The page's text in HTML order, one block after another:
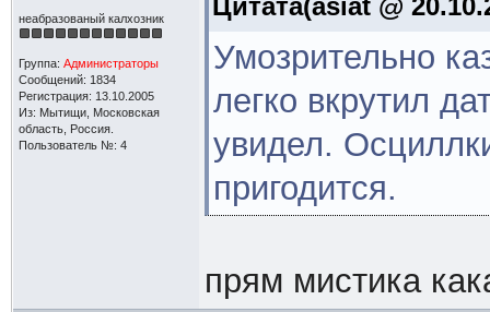
неабразованый калхозник
Группа: Администраторы
Сообщений: 1834
Регистрация: 13.10.2005
Из: Мытищи, Московская
область, Россия.
Пользователь №: 4
Цитата(asiat @
Умозрительно
легко вкрутил
увидел.
пригодится.
прям мистика